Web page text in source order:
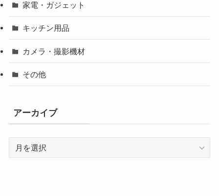
家電・ガジェット
キッチン用品
カメラ・撮影機材
その他
アーカイブ